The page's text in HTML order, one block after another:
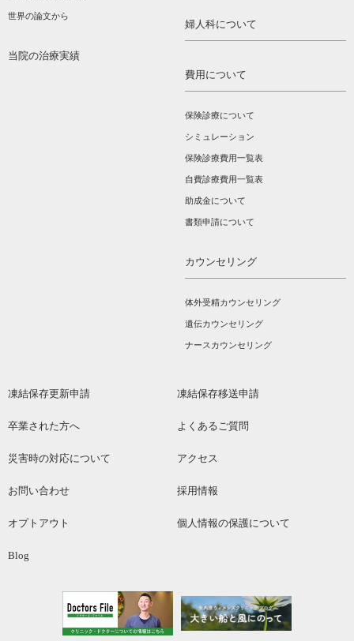
世界の論文から
当院の治療実績
婦人科について
費用について
保険診療について
シミュレーション
保険診療費用一覧表
自費診療費用一覧表
助成金について
書類申請について
カウンセリング
体外受精カウンセリング
遺伝カウンセリング
ナースカウンセリング
凍結保存更新申請 凍結保存移送申請
卒業された方へ よくあるご質問
災害時の対応について アクセス
お問い合わせ 採用情報
オプトアウト 個人情報の保護について
Blog